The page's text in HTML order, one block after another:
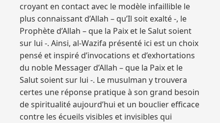
croyant en contact avec le modèle infaillible le
plus connaissant d’Allah – qu’Il soit exalté -, le
Prophète d’Allah – que la Paix et le Salut soient
sur lui -. Ainsi, al-Wazifa présenté ici est un choix
pensé et inspiré d’invocations et d’exhortations
du noble Messager d’Allah – que la Paix et le
Salut soient sur lui -. Le musulman y trouvera
certes une réponse pratique à son grand besoin
de spiritualité aujourd’hui et un bouclier efficace
contre les écueils visibles et invisibles qui